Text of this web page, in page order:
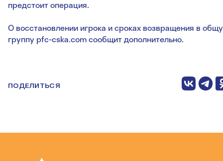
предстоит операция.
О восстановлении игрока и сроках возвращения в
группу pfc-cska.com сообщит дополнительно.
ПОДЕЛИТЬСЯ